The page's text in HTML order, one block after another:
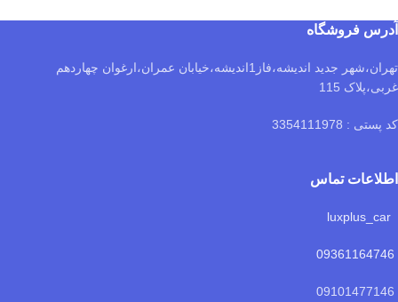
آدرس فروشگاه
تهران،شهر جدید اندیشه،فاز1اندیشه،خیابان عمران،ارغوان چهاردهم
غربی،پلاک 115
کد پستی : 3354111978
اطلاعات تماس
09361164746